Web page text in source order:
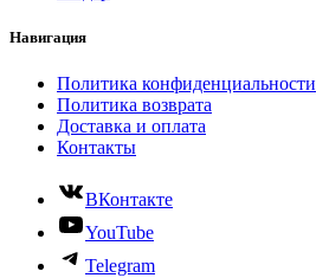
Навигация
Политика конфиденциальности
Политика возврата
Доставка и оплата
Контакты
ВКонтакте
YouTube
Telegram